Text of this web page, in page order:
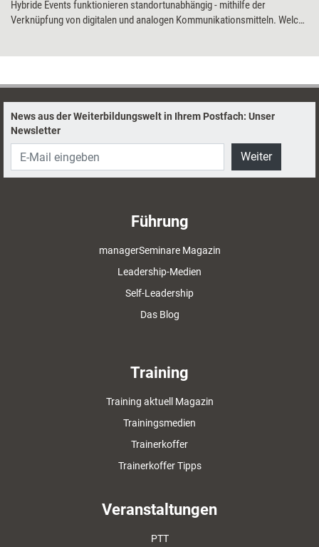
Hybride Events funktionieren standortunabhängig - mithilfe der
Verknüpfung von digitalen und analogen Kommunikationsmitteln. Welche
News aus der Weiterbildungswelt in Ihrem Postfach: Unser
Newsletter
Weiter
Führung
managerSeminare Magazin
Leadership-Medien
Self-Leadership
Das Blog
Training
Training aktuell Magazin
Trainingsmedien
Trainerkoffer
Trainerkoffer Tipps
Veranstaltungen
PTT